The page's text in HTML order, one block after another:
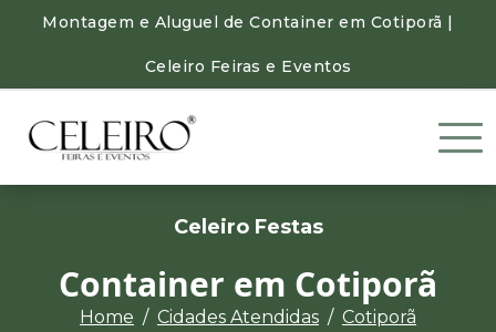
Montagem e Aluguel de Container em Cotiporã |
Celeiro Feiras e Eventos
Celeiro Festas
Container em Cotiporã
Home Cidades Atendidas
Cotiporã